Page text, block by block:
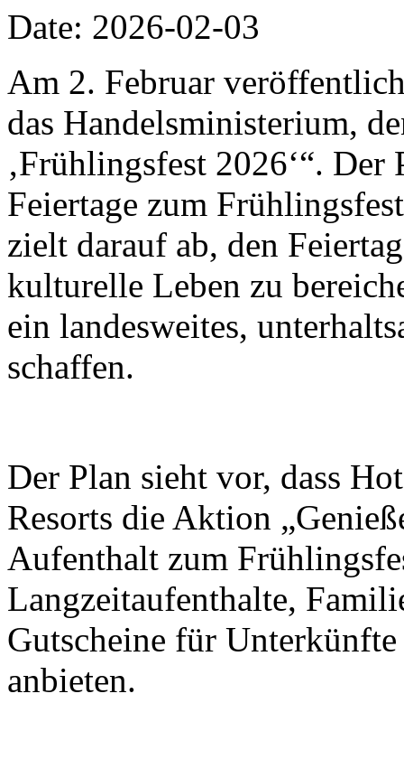
Date: 2026-02-03
Am 2. Februar
das Handelsministerium,
‚Frühlingsfest 2026‘“.
Feiertage zum
zielt darauf ab, den
kulturelle Leben zu
ein landesweites,
schaffen.
Der Plan sieht vor, dass
Resorts die Aktion
Aufenthalt zum
Langzeitaufenthalte,
Gutscheine für
anbieten.